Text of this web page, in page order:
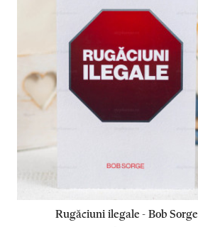
Rugăciuni ilegale - Bob Sorge